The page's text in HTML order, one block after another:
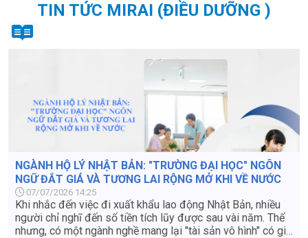
TIN TỨC MIRAI (ĐIỀU DƯỠNG )
NGÀNH HỘ LÝ NHẬT BẢN: "TRƯỜNG ĐẠI HỌC" NGÔN
NGỮ ĐẮT GIÁ VÀ TƯƠNG LAI RỘNG MỞ KHI VỀ NƯỚC
07/07/2026 14:25
Khi nhắc đến việc đi xuất khẩu lao động Nhật Bản, nhiều
người chỉ nghĩ đến số tiền tích lũy được sau vài năm. Thế
nhưng, có một ngành nghề mang lại "tài sản vô hình" có giá